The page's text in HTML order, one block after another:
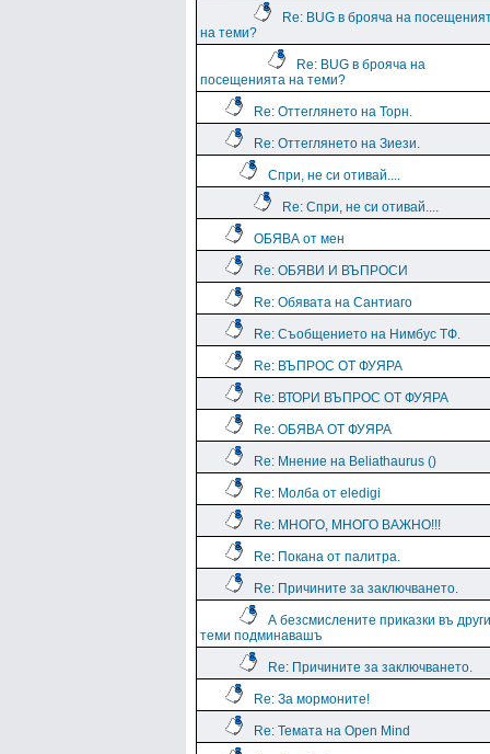
Re: BUG в брояча на
на теми?
Re: BUG в брояча на
посещенията на теми?
Re: Оттеглянето на Торн.
Re: Оттеглянето на Зиези.
Спри, не си отивай....
Re: Спри, не си отивай....
ОБЯВА от мен
Re: ОБЯВИ И ВЪПРОСИ
Re: Обявата на Сантиаго
Re: Съобщението на Нимбус ТФ.
Re: ВЪПРОС ОТ ФУЯРА
Re: ВТОРИ ВЪПРОС ОТ ФУЯРА
Re: ОБЯВА ОТ ФУЯРА
Re: Мнение на Beliathaurus ()
Re: Молба от eledigi
Re: МНОГО, МНОГО ВАЖНО!!!
Re: Покана от палитра.
Re: Причините за заключването.
А безсмислените приказки въ други
теми подминавашъ
Re: Причините за заключването.
Re: За мормоните!
Re: Темата на Open Mind